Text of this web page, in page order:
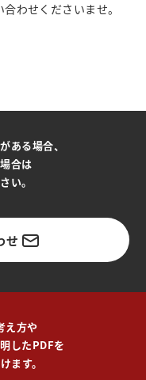
わせくださいませ。
ある場合、
合は
い。
せ
え方や
したPDFを
ます。